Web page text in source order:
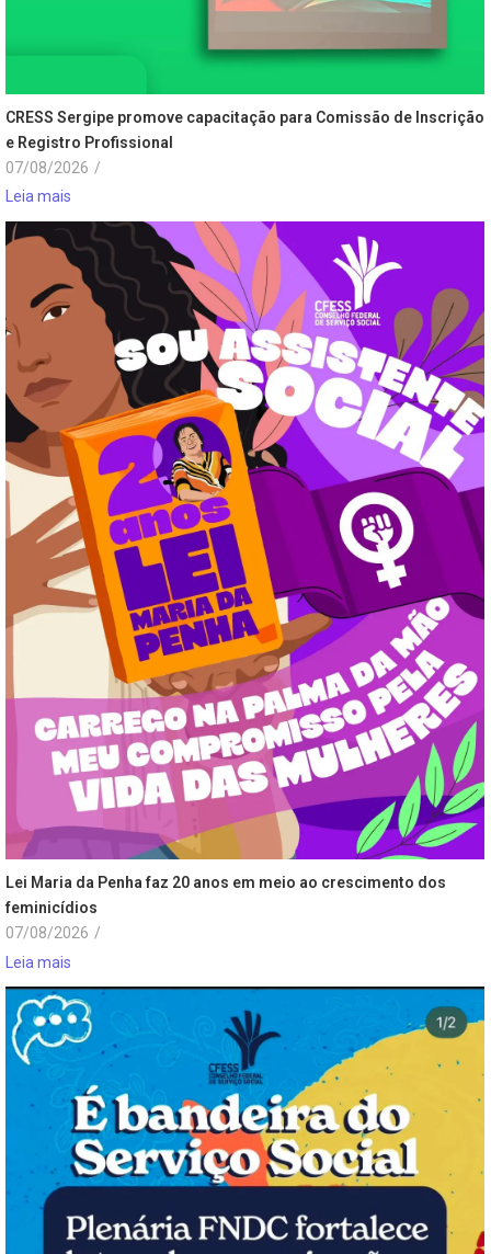
CRESS Sergipe promove capacitação para Comissão de Inscrição
e Registro Profissional
07/08/2026 /
Leia mais
Lei Maria da Penha faz 20 anos em meio ao crescimento dos
feminicídios
07/08/2026 /
Leia mais